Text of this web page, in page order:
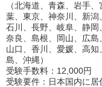
（北海道、青森、岩手
葉、東京、神奈川、新潟、
石川、長野、岐阜、静岡
奈良、島根、岡山、広島、
山口、香川、愛媛、高
島、沖縄）
受験手数料：12,000円
受験要件：日本国内に居